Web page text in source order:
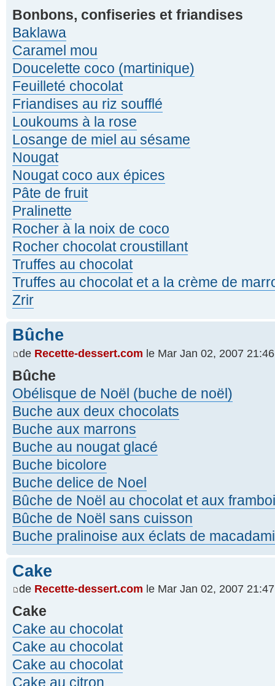
Bonbons, confiseries et friandises
Baklawa
Caramel mou
Doucelette coco (martinique)
Feuilleté chocolat
Friandises au riz soufflé
Loukoums à la rose
Losange de miel au sésame
Nougat
Nougat coco aux épices
Pâte de fruit
Pralinette
Rocher à la noix de coco
Rocher chocolat croustillant
Truffes au chocolat
Truffes au chocolat et a la crème de
Zrir
Bûche
de Recette-dessert.com le Mar Jan 02, 2007 21:46
Bûche
Obélisque de Noël (buche de noël)
Buche aux deux chocolats
Buche aux marrons
Buche au nougat glacé
Buche bicolore
Buche delice de Noel
Bûche de Noël au chocolat et aux
Bûche de Noël sans cuisson
Buche pralinoise aux éclats de
Cake
de Recette-dessert.com le Mar Jan 02, 2007 21:47
Cake
Cake au chocolat
Cake au chocolat
Cake au chocolat
Cake au citron